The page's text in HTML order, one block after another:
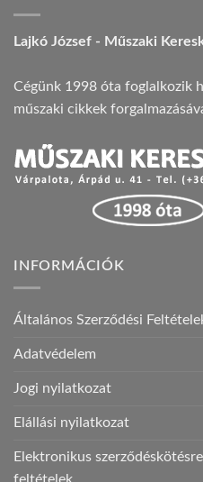
Lajkó József - Műszaki
Cégünk 1998 óta foglalkozik
műszaki cikkek
INFORMÁCIÓK
Általános Szerződési
Adatvédelem
Jogi nyilatkozat
Elállási nyilatkozat
Elektronikus